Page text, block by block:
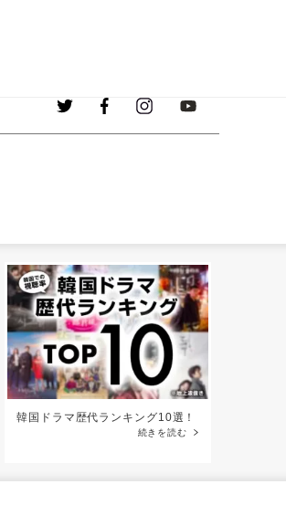
韓国ドラマ歴代ランキング10選！
続きを読む